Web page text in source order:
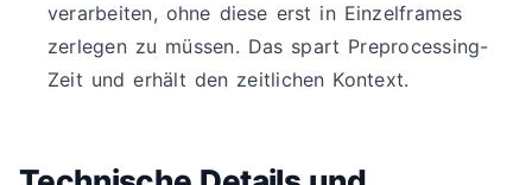
verarbeiten, ohne diese erst in Einzelframes
zerlegen zu müssen. Das spart Preprocessing-
Zeit und erhält den zeitlichen Kontext.